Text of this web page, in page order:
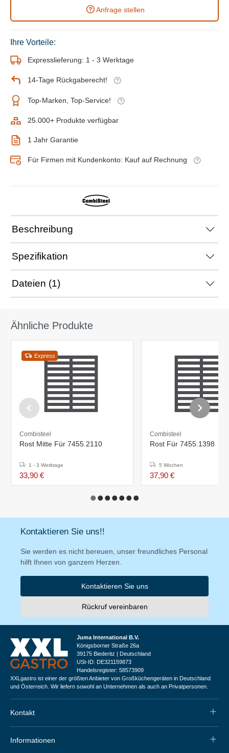
Anfrage stellen
Ihre Vorteile:
Expresslieferung: 1 - 3 Werktage
14-Tage Rückgaberecht!
Top-Marken, Top-Service!
25.000+ Produkte verfügbar
1 Jahr Garantie
Für Firmen mit Kundenkonto: Kauf auf Rechnung
Beschreibung
Spezifikation
Dateien (1)
Ähnliche Produkte
Express
Combisteel
Rost Mitte Für 7455.2110
1 - 3 Werktage
33,90 €
Combisteel
Rost Für 7455.1398
5 Wochen
37,90 €
Kontaktieren Sie uns!!
Sie werden es nicht bereuen, unser freundliches Personal
hilft Ihnen von ganzem Herzen.
Kontaktieren Sie uns
Rückruf vereinbaren
Juma International B.V.
Königsborner Straße 26a
39175 Biederitz | Deutschland
USt-ID: DE321159873
Handelsregister: 58573909
XXLgastro ist einer der größten Anbieter von Großküchengeräten in Deutschland
und Österreich. Wir liefern sowohl an Unternehmen als auch an Privatpersonen.
Kontakt
Informationen